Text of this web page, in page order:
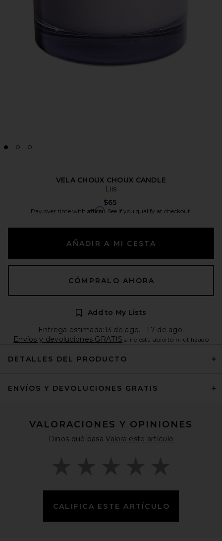
VELA CHOUX CHOUX CANDLE
Liis
$65
Pay over time with Affirm. See if you qualify at checkout.
AÑADIR A MI CESTA
CÓMPRALO AHORA
Add to My Lists
Entrega estimada:13 de ago. - 17 de ago.
Envíos y devoluciones GRATIS si no está abierto ni utilizado
DETALLES DEL PRODUCTO
ENVÍOS Y DEVOLUCIONES GRATIS
VALORACIONES Y OPINIONES
Dinos qué pasaValora este artículo
CALIFICA ESTE ARTÍCULO